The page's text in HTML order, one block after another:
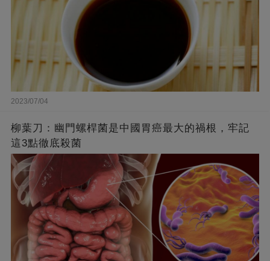
2023/07/04
柳葉刀：幽門螺桿菌是中國胃癌最大的禍根，牢記
這3點徹底殺菌